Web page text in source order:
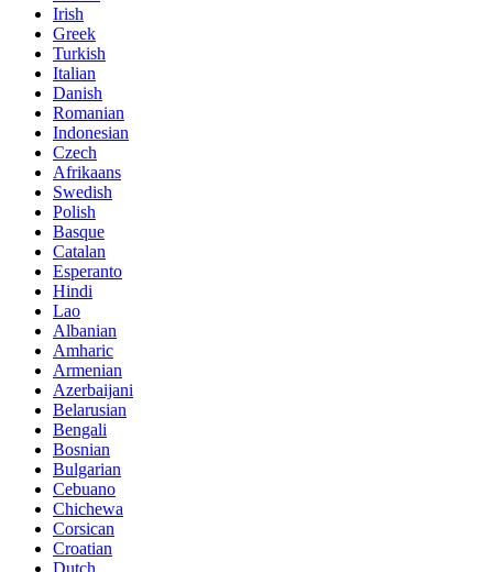
Irish
Greek
Turkish
Italian
Danish
Romanian
Indonesian
Czech
Afrikaans
Swedish
Polish
Basque
Catalan
Esperanto
Hindi
Lao
Albanian
Amharic
Armenian
Azerbaijani
Belarusian
Bengali
Bosnian
Bulgarian
Cebuano
Chichewa
Corsican
Croatian
Dutch